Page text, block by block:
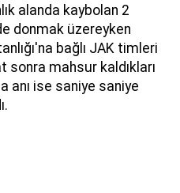
alanda kaybolan 2
donmak üzereyken
bağlı JAK timleri
sonra mahsur kaldıkları
anı ise saniye saniye